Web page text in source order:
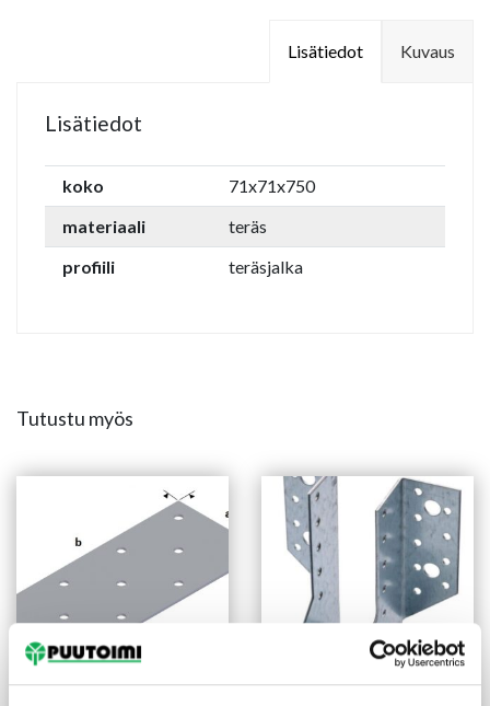
Kuvaus
Lisätiedot
Lisätiedot
koko
71x71x750
materiaali
teräs
profiili
teräsjalka
Tutustu myös